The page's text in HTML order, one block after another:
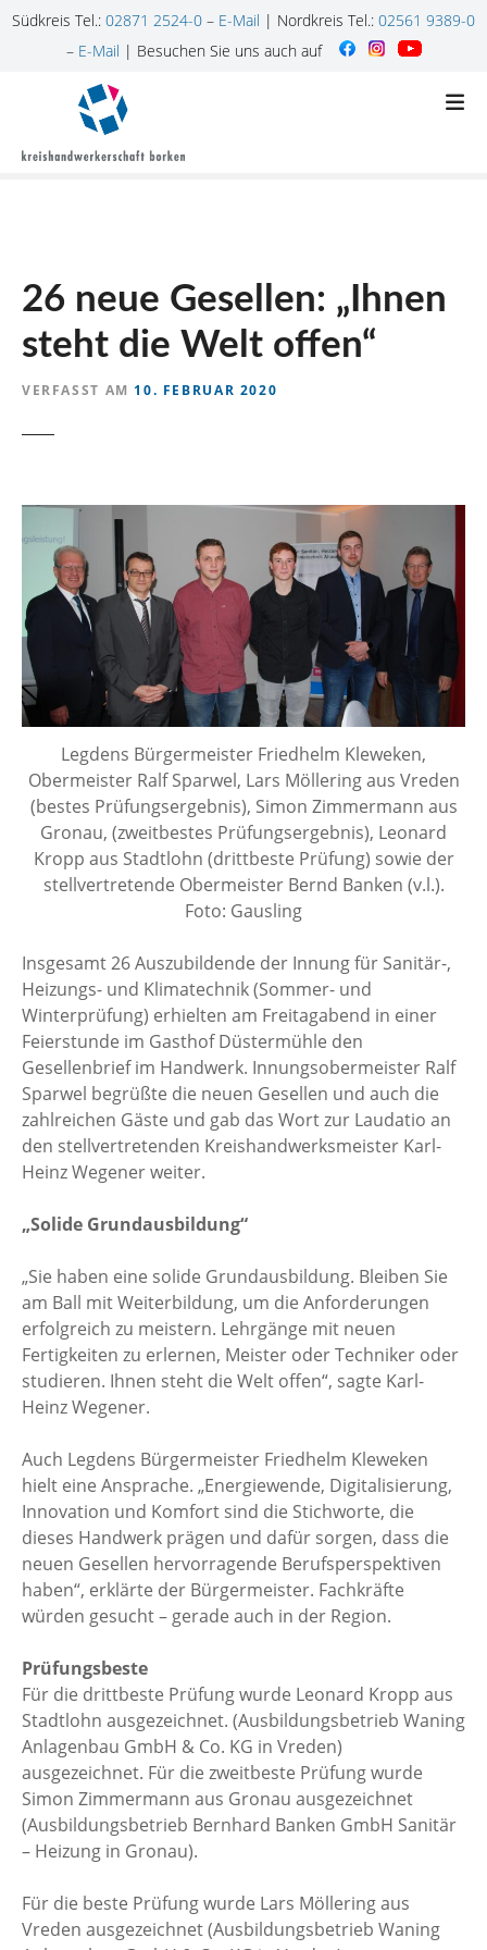
Südkreis Tel.: 02871 2524-0 – E-Mail | Nordkreis Tel.: 02561 9389-0
– E-Mail | Besuchen Sie uns auch auf
26 neue Gesellen: „Ihnen
steht die Welt offen“
VERFASST AM 10. FEBRUAR 2020
Legdens Bürgermeister Friedhelm Kleweken,
Obermeister Ralf Sparwel, Lars Möllering aus Vreden
(bestes Prüfungsergebnis), Simon Zimmermann aus
Gronau, (zweitbestes Prüfungsergebnis), Leonard
Kropp aus Stadtlohn (drittbeste Prüfung) sowie der
stellvertretende Obermeister Bernd Banken (v.l.).
Foto: Gausling
Insgesamt 26 Auszubildende der Innung für Sanitär-,
Heizungs- und Klimatechnik (Sommer- und
Winterprüfung) erhielten am Freitagabend in einer
Feierstunde im Gasthof Düstermühle den
Gesellenbrief im Handwerk. Innungsobermeister Ralf
Sparwel begrüßte die neuen Gesellen und auch die
zahlreichen Gäste und gab das Wort zur Laudatio an
den stellvertretenden Kreishandwerksmeister Karl-
Heinz Wegener weiter.
„Solide Grundausbildung“
„Sie haben eine solide Grundausbildung. Bleiben Sie
am Ball mit Weiterbildung, um die Anforderungen
erfolgreich zu meistern. Lehrgänge mit neuen
Fertigkeiten zu erlernen, Meister oder Techniker oder
studieren. Ihnen steht die Welt offen“, sagte Karl-
Heinz Wegener.
Auch Legdens Bürgermeister Friedhelm Kleweken
hielt eine Ansprache. „Energiewende, Digitalisierung,
Innovation und Komfort sind die Stichworte, die
dieses Handwerk prägen und dafür sorgen, dass die
neuen Gesellen hervorragende Berufsperspektiven
haben“, erklärte der Bürgermeister. Fachkräfte
würden gesucht – gerade auch in der Region.
Prüfungsbeste
Für die drittbeste Prüfung wurde Leonard Kropp aus
Stadtlohn ausgezeichnet. (Ausbildungsbetrieb Waning
Anlagenbau GmbH & Co. KG in Vreden)
ausgezeichnet. Für die zweitbeste Prüfung wurde
Simon Zimmermann aus Gronau ausgezeichnet
(Ausbildungsbetrieb Bernhard Banken GmbH Sanitär
– Heizung in Gronau).
Für die beste Prüfung wurde Lars Möllering aus
Vreden ausgezeichnet (Ausbildungsbetrieb Waning